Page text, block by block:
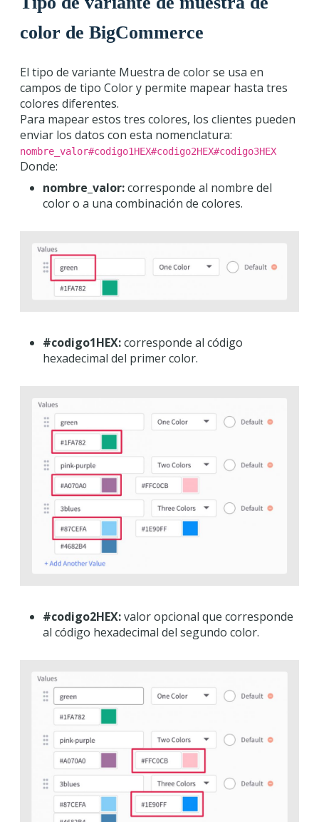
color de BigCommerce
El tipo de variante Muestra de color se usa en
campos de tipo Color y permite mapear hasta tres
colores diferentes.
Para mapear estos tres colores, los clientes pueden
enviar los datos con esta nomenclatura:
nombre_valor#codigo1HEX#codigo2HEX#codigo3HEX
Donde:
nombre_valor:corresponde al nombre del
color o a una combinación de colores.
#codigo1HEX:corresponde al código
hexadecimal del primer color.
#codigo2HEX:valor opcional que corresponde
al código hexadecimal del segundo color.